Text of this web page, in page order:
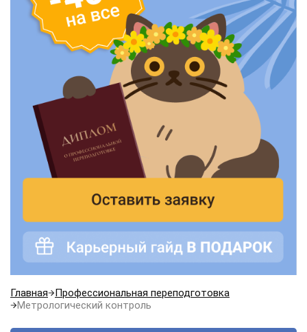
Главная
Профессиональная переподготовка
Метрологический контроль